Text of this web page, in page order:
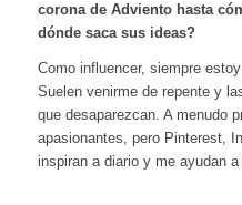
corona de Adviento hasta
dónde saca sus ideas?
Como influencer, siempre
Suelen venirme de repente y
que desaparezcan. A menudo
apasionantes, pero Pinterest,
inspiran a diario y me ayudan